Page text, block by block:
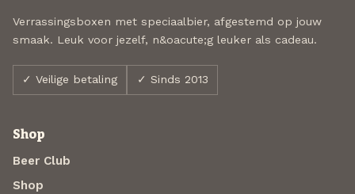
Verrassingsboxen met speciaalbier, afgestemd op jouw
smaak. Leuk voor jezelf, n&oacute;g leuker als cadeau.
✓ Veilige betaling ✓ Sinds 2013
Shop
Beer Club
Shop